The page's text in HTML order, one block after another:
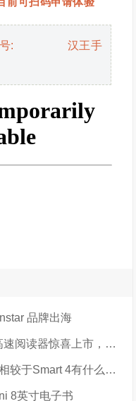
公众号: 汉王手
品牌出海
喜上市，售价899元起！
什么区别？值得大家购买吗？
8英寸电子书